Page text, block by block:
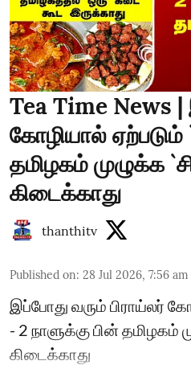
Tea Time News
கோழியால் ஏற்படும்
தமிழகம் முழுக்க
கிடைக்காது
thanthitv
Published on: 28 Jul 2026, 7:56 am
இப்போது வரும் பிராய்லர்
- 2 நாளுக்கு பின் தமிழகம்
கிடைக்காது